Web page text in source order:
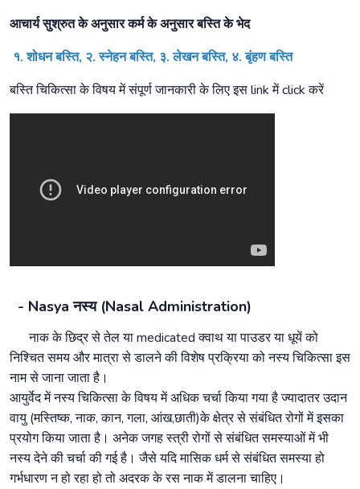
आचार्य सुश्रुत के अनुसार कर्म के अनुसार बस्ति के भेद
१. शोधन बस्ति, २. स्नेहन बस्ति, ३. लेखन बस्ति, ४. बृंहण बस्ति
बस्ति चिकित्सा के विषय में संपूर्ण जानकारी के लिए इस link में click करें
- Nasya नस्य (Nasal Administration)
नाक के छिद्र से तेल या medicated क्वाथ या पाउडर या धूयें को
निश्चित समय और मात्रा से डालने की विशेष प्रक्रिया को नस्य चिकित्सा इस
नाम से जाना जाता है।
आयुर्वेद में नस्य चिकित्सा के विषय में अधिक चर्चा किया गया है ज्यादातर उदान
वायु (मस्तिष्क, नाक, कान, गला, आंख,छाती)के क्षेत्र से संबंधित रोगों में इसका
प्रयोग किया जाता है। अनेक जगह स्त्री रोगों से संबंधित समस्याओं में भी
नस्य देने की चर्चा की गई है। जैसे यदि मासिक धर्म से संबंधित समस्या हो
गर्भधारण न हो रहा हो तो अदरक के रस नाक में डालना चाहिए।